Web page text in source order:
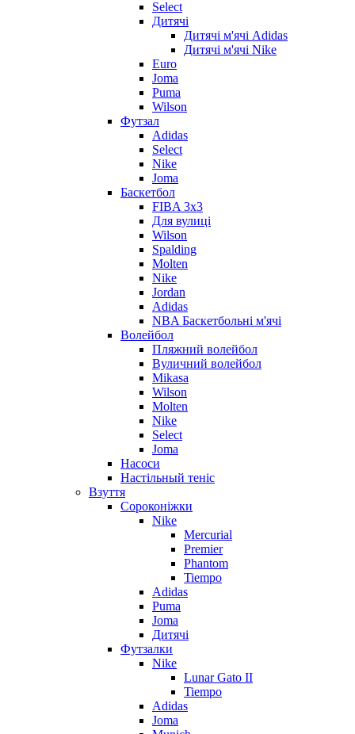
Select
Дитячі
Дитячі м'ячі Adidas
Дитячі м'ячі Nike
Euro
Joma
Puma
Wilson
Футзал
Adidas
Select
Nike
Joma
Баскетбол
FIBA 3x3
Для вулиці
Wilson
Spalding
Molten
Nike
Jordan
Adidas
NBA Баскетбольні м'ячі
Волейбол
Пляжний волейбол
Вуличний волейбол
Mikasa
Wilson
Molten
Nike
Select
Joma
Насоси
Настільный теніс
Взуття
Сороконіжки
Nike
Mercurial
Premier
Phantom
Tiempo
Adidas
Puma
Joma
Дитячі
Футзалки
Nike
Lunar Gato II
Tiempo
Adidas
Joma